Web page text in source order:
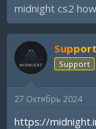
midnight cs2
Support
27 Октябрь 2024
https://